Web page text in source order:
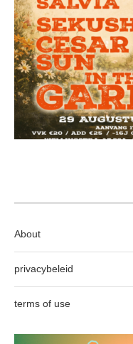
About
privacybeleid
terms of use